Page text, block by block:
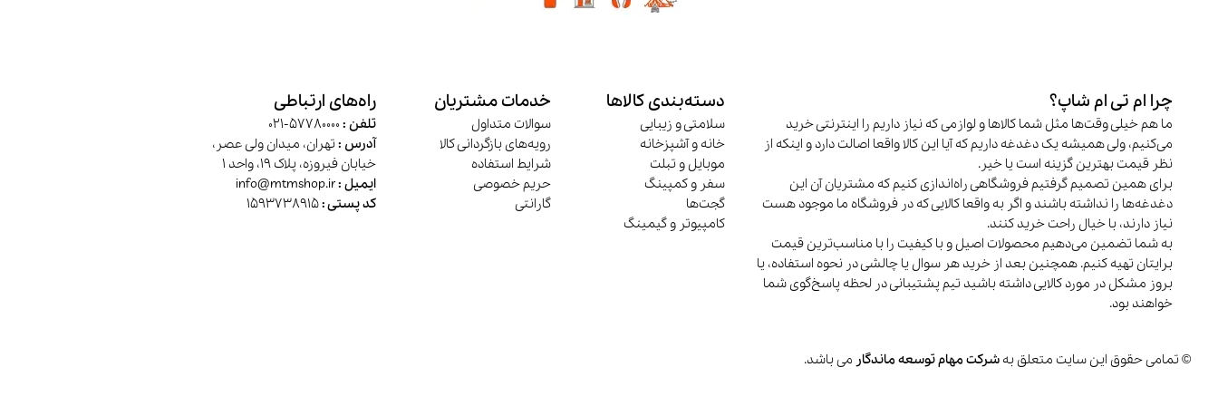
چرا ام تی ام شاپ؟
ما هم خیلی وقت‌ها مثل شما کالاها و لوازمی که نیاز داریم را اینترنتی خرید
می‌کنیم، ولی همیشه یک دغدغه داریم که آیا این کالا واقعا اصالت دارد و اینکه از
نظر قیمت بهترین گزینه است یا خیر.
برای همین تصمیم گرفتیم فروشگاهی راه‌اندازی کنیم که مشتریان آن این
دغدغه‌ها را نداشته باشند و اگر به واقعا کالایی که در فروشگاه ما موجود هست
نیاز دارند، با خیال راحت خرید کنند.
به شما تضمین می‌دهیم محصولات اصیل و با کیفیت را با مناسب‌ترین قیمت
برایتان تهیه کنیم. همچنین بعد از خرید هر سوال یا چالشی در نحوه استفاده، یا
بروز مشکل در مورد کالایی داشته باشید تیم پشتیبانی در لحظه پاسخ‌گوی شما
خواهند بود.
دسته‌بندی کالاها
سلامتی و زیبایی
خانه و آشپزخانه
موبایل و تبلت
سفر و کمپینگ
گجت‌ها
کامپیوتر و گیمینگ
خدمات مشتریان
سوالات متداول
رویه‌های بازگردانی کالا
شرایط استفاده
حریم خصوصی
گارانتی
راه‌های ارتباطی
تلفن :57780000-021
آدرس :تهران، میدان ولی عصر،
خیابان فیروزه، پلاک 19، واحد 1
ایمیل :info@mtmshop.ir
کد پستی :1593738915
© تمامی حقوق این سایت متعلق به شرکت مهام توسعه ماندگار می باشد.